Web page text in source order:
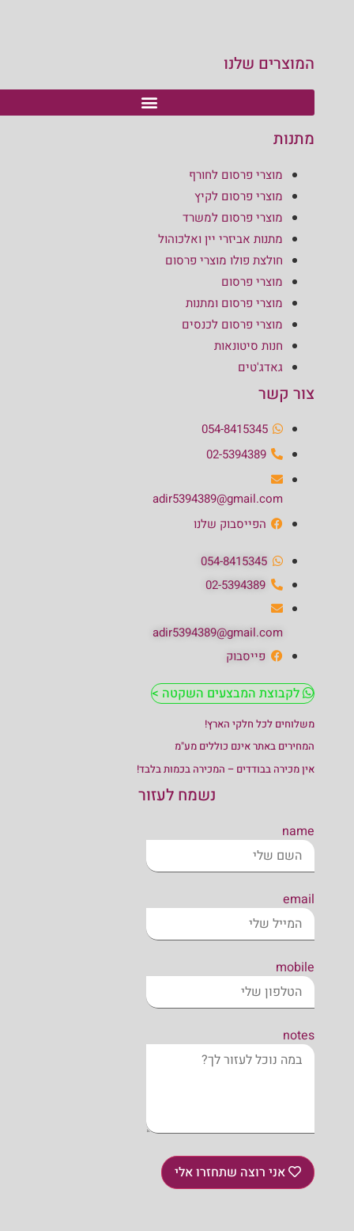
המוצרים שלנו
מתנות
מוצרי פרסום לחורף
מוצרי פרסום לקיץ
מוצרי פרסום למשרד
מתנות אביזרי יין ואלכוהול
חולצת פולו מוצרי פרסום
מוצרי פרסום
מוצרי פרסום ומתנות
מוצרי פרסום לכנסים
חנות סיטונאות
גאדג'טים
צור קשר
054-8415345
02-5394389
adir5394389@gmail.com
הפייסבוק שלנו
054-8415345
02-5394389
adir5394389@gmail.com
פייסבוק
לקבוצת המבצעים השקטה >
משלוחים לכל חלקי הארץ!
המחירים באתר אינם כוללים מע"מ
אין מכירה בבודדים – המכירה בכמות בלבד!
נשמח לעזור
name
email
mobile
notes
אני רוצה שתחזרו אלי